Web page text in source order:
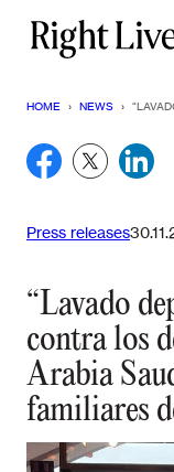
Saltar
HOME › NEWS ›
Press releases
“Lavado
contra los
Arabia
familiares